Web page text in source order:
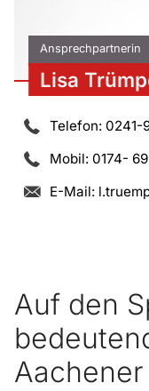
Auf den
Ansprechpartnerin
Lisa
Telefon: 0241-
Mobil: 0174-
E-Mail: